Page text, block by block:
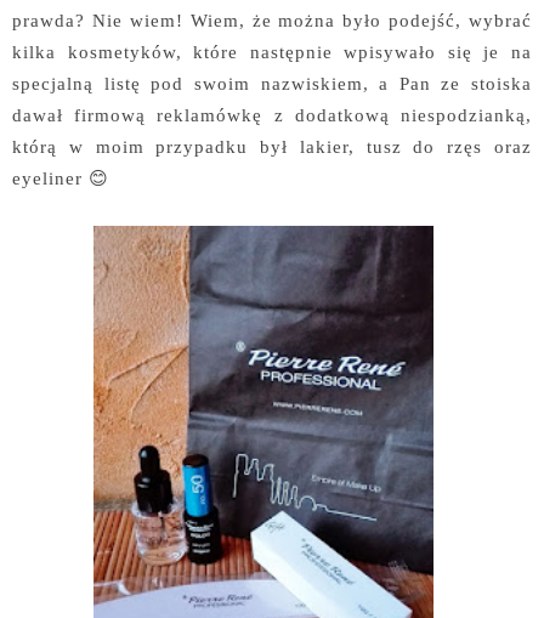
prawda? Nie wiem! Wiem, że można było podejść, wybrać
kilka kosmetyków, które następnie wpisywało się je na
specjalną listę pod swoim nazwiskiem, a Pan ze stoiska
dawał firmową reklamówkę z dodatkową niespodzianką,
którą w moim przypadku był lakier, tusz do rzęs oraz
eyeliner 😊